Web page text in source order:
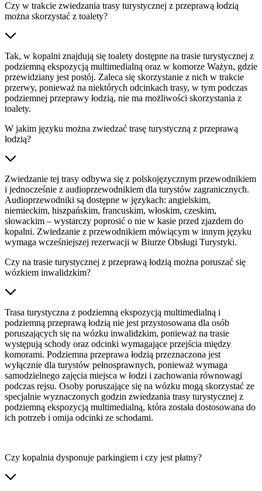
Czy w trakcie zwiedzania trasy turystycznej z przeprawą łodzią
można skorzystać z toalety?
Tak, w kopalni znajdują się toalety dostępne na trasie turystycznej z
podziemną ekspozycją multimedialną oraz w komorze Ważyn, gdzie
przewidziany jest postój. Zaleca się skorzystanie z nich w trakcie
przerwy, ponieważ na niektórych odcinkach trasy, w tym podczas
podziemnej przeprawy łodzią, nie ma możliwości skorzystania z
toalety.
W jakim języku można zwiedzać trasę turystyczną z przeprawą
łodzią?
Zwiedzanie tej trasy odbywa się z polskojęzycznym przewodnikiem
i jednocześnie z audioprzewodnikiem dla turystów zagranicznych.
Audioprzewodniki są dostępne w językach: angielskim,
niemieckim, hiszpańskim, francuskim, włoskim, czeskim,
słowackim – wystarczy poprosić o nie w kasie przed zjazdem do
kopalni. Zwiedzanie z przewodnikiem mówiącym w innym języku
wymaga wcześniejszej rezerwacji w Biurze Obsługi Turystyki.
Czy na trasie turystycznej z przeprawą łodzią można poruszać się
wózkiem inwalidzkim?
Trasa turystyczna z podziemną ekspozycją multimedialną i
podziemną przeprawą łodzią nie jest przystosowana dla osób
poruszających się na wózku inwalidzkim, ponieważ na trasie
występują schody oraz odcinki wymagające przejścia między
komorami. Podziemna przeprawa łodzią przeznaczona jest
wyłącznie dla turystów pełnosprawnych, ponieważ wymaga
samodzielnego zajęcia miejsca w łodzi i zachowania równowagi
podczas rejsu. Osoby poruszające się na wózku mogą skorzystać ze
specjalnie wyznaczonych godzin zwiedzania trasy turystycznej z
podziemną ekspozycją multimedialną, która została dostosowana do
ich potrzeb i omija odcinki ze schodami.
Czy kopalnia dysponuje parkingiem i czy jest płatny?